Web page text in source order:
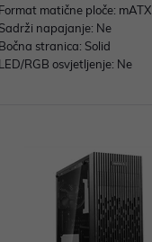
Format matične ploče: mATX
Sadrži napajanje: Ne
Bočna stranica: Solid
LED/RGB osvjetljenje: Ne